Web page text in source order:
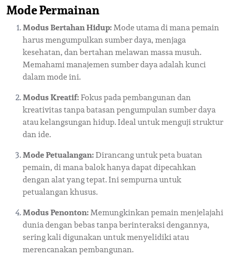
Mode Permainan
Modus Bertahan Hidup:Mode utama di mana pemain
harus mengumpulkan sumber daya, menjaga
kesehatan, dan bertahan melawan massa musuh.
Memahami manajemen sumber daya adalah kunci
dalam mode ini.
Modus Kreatif:Fokus pada pembangunan dan
kreativitas tanpa batasan pengumpulan sumber daya
atau kelangsungan hidup. Ideal untuk menguji struktur
dan ide.
Mode Petualangan:Dirancang untuk peta buatan
pemain, di mana balok hanya dapat dipecahkan
dengan alat yang tepat. Ini sempurna untuk
petualangan khusus.
Modus Penonton:Memungkinkan pemain menjelajahi
dunia dengan bebas tanpa berinteraksi dengannya,
sering kali digunakan untuk menyelidiki atau
merencanakan pembangunan.